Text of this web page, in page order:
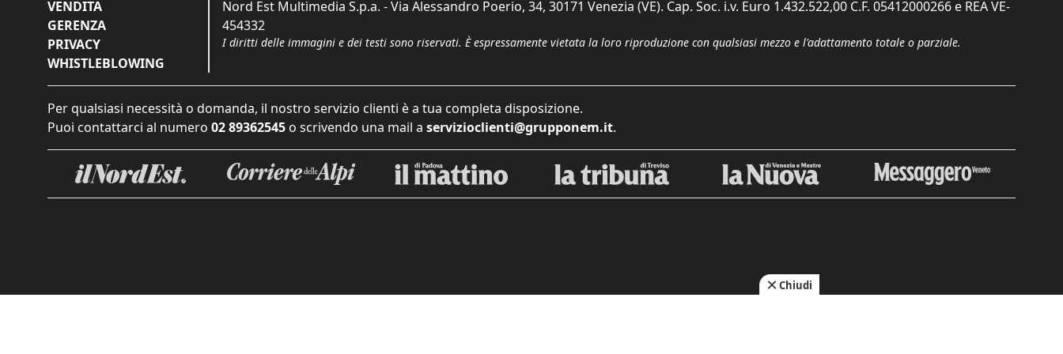
VENDITA
GERENZA
PRIVACY
WHISTLEBLOWING
Nord Est Multimedia S.p.a. - Via Alessandro Poerio, 34, 30171 Venezia (VE). Cap. Soc. i.v. Euro 1.432.522,00 C.F. 05412000266 e REA VE-
454332
I diritti delle immagini e dei testi sono riservati. È espressamente vietata la loro riproduzione con qualsiasi mezzo e l'adattamento totale o parziale.
Per qualsiasi necessità o domanda, il nostro servizio clienti è a tua completa disposizione.
Puoi contattarci al numero 02 89362545 o scrivendo una mail a servizioclienti@grupponem.it.
Chiudi